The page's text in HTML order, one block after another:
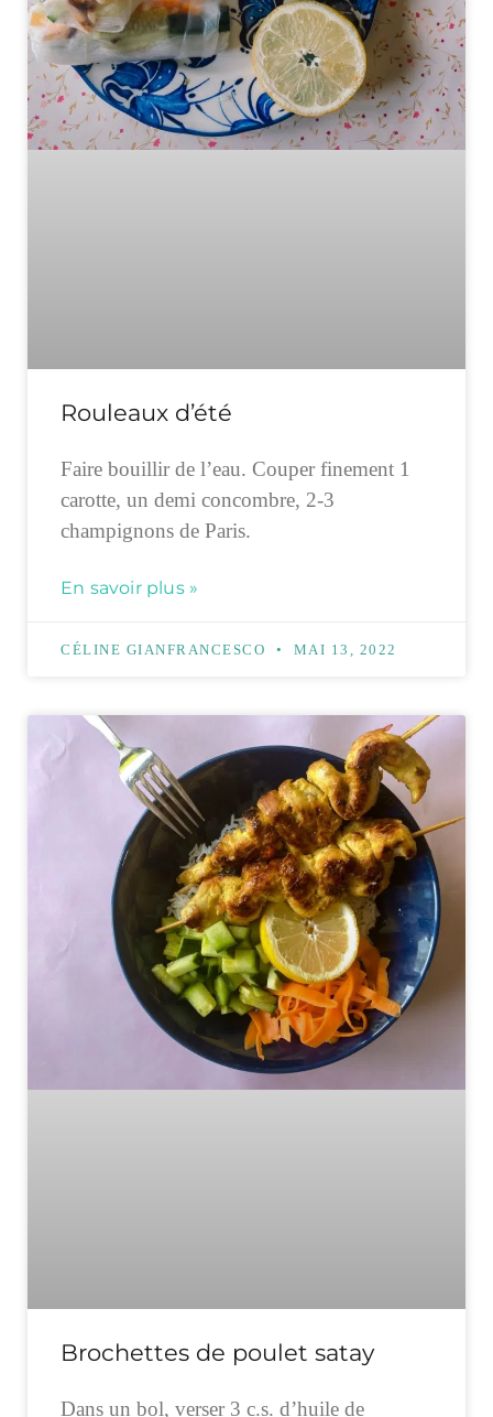
Rouleaux d’été
Faire bouillir de l’eau. Couper finement 1
carotte, un demi concombre, 2-3
champignons de Paris.
En savoir plus »
CÉLINE GIANFRANCESCO MAI 13, 2022
Brochettes de poulet satay
Dans un bol, verser 3 c.s. d’huile de